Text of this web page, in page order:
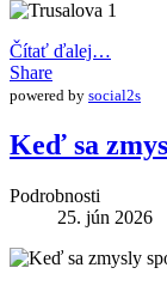
Čítať ďalej…
Share
powered by social2s
Keď sa
Podrobnosti
25. jún 2026